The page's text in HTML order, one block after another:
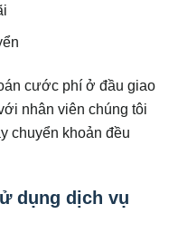
cước phí ở đầu giao
nhân viên chúng tôi
chuyển khoản đều
dụng dịch vụ